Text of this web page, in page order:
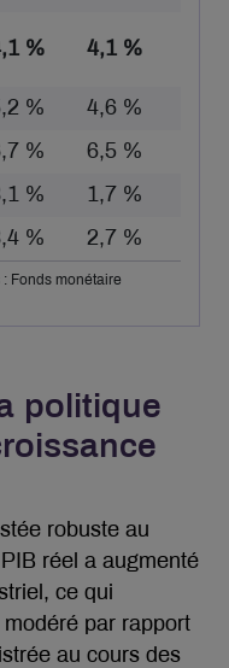
% 4,1 %
%
4,6 %
%
6,5 %
%
1,7 %
% 2,7 %
Fonds monétaire
politique
robuste au
réel a augmenté
ce qui
par rapport
au cours des